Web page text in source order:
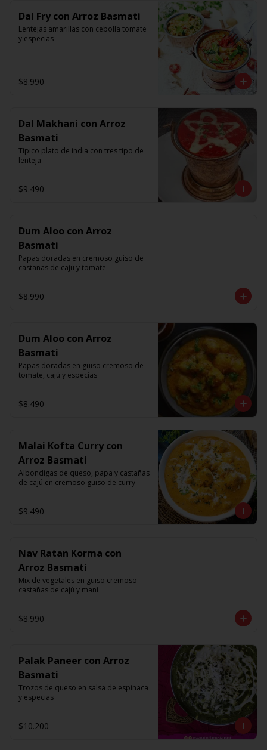
Dal Fry con Arroz Basmati
Lentejas amarillas con cebolla tomate
y especias
$8.990
Dal Makhani con Arroz
Basmati
Tipico plato de india con tres tipo de
lenteja
$9.490
Dum Aloo con Arroz
Basmati
Papas doradas en cremoso guiso de
castanas de caju y tomate
$8.990
Dum Aloo con Arroz
Basmati
Papas doradas en guiso cremoso de
tomate, cajú y especias
$8.490
Malai Kofta Curry con
Arroz Basmati
Albondigas de queso, papa y castañas
de cajú en cremoso guiso de curry
$9.490
Nav Ratan Korma con
Arroz Basmati
Mix de vegetales en guiso cremoso
castañas de cajú y maní
$8.990
Palak Paneer con Arroz
Basmati
Trozos de queso en salsa de espinaca
y especias
$10.200